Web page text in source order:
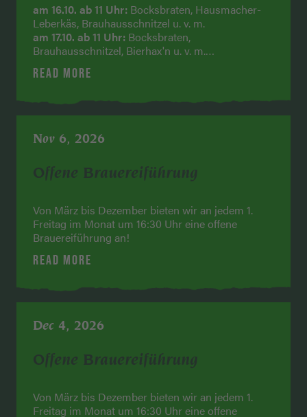
am 16.10. ab 11 Uhr: Bocksbraten, Hausmacher-
Leberkäs, Brauhausschnitzel u. v. m.
am 17.10. ab 11 Uhr: Bocksbraten,
Brauhausschnitzel, Bierhax'n u. v. m.
am 17.10. ab 18 Uhr:
READ MORE
Nov 6, 2026
Offene Brauereiführung
Von März bis Dezember bieten wir an jedem 1.
Freitag im Monat um 16:30 Uhr eine offene
Brauereiführung an!
READ MORE
Dec 4, 2026
Offene Brauereiführung
Von März bis Dezember bieten wir an jedem 1.
Freitag im Monat um 16:30 Uhr eine offene